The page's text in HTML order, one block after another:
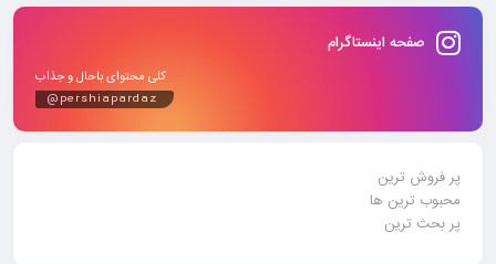
صفحه اینستاگرام
کلی محتوای باحال و جذاب
@pershiapardaz
پر فروش ترین
محبوب ترین ها
پر بحث ترین